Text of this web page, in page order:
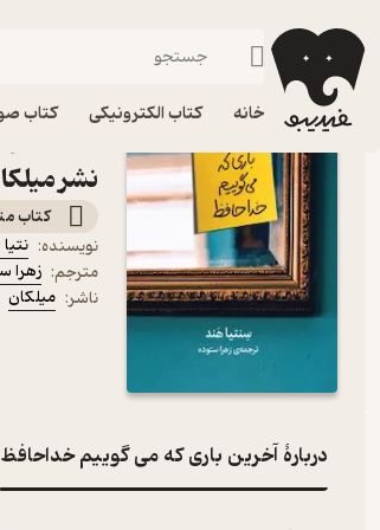
خانه کتاب الکترونیکی کتاب
فیدیبو کتاب الکترونیکی
نشر
کتاب
نویسنده:
مترجم: زهرا
ناشر: میلکان
دربارۀ آخرین باری که می گوییم خداحافظ